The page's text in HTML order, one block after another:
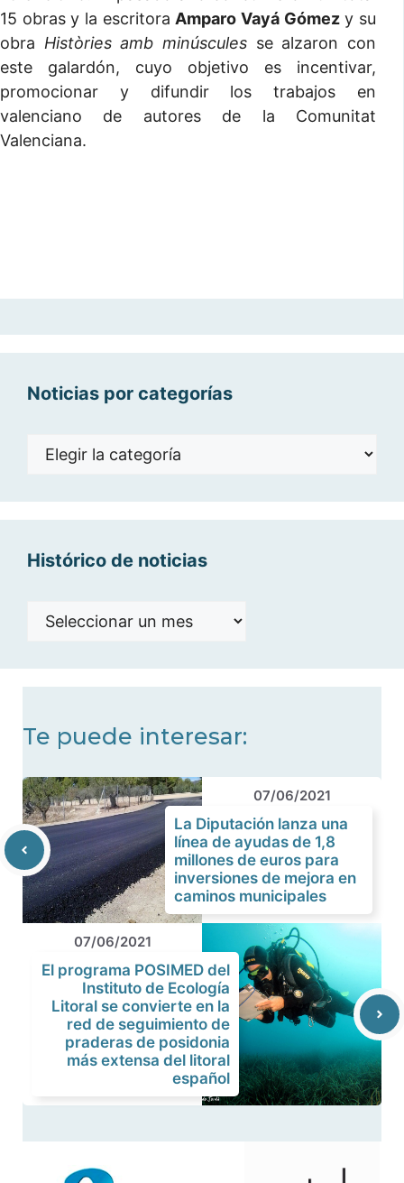
15 obras y la escritora Amparo Vayá Gómezy su
obra Històries amb minúscules se alzaron con
este galardón, cuyo objetivo es incentivar,
promocionar y difundir los trabajos en
valenciano de autores de la Comunitat
Valenciana.
Noticias por categorías
Noticias
Histórico de noticias
Histórico
Te puede interesar:
07/06/2021
La Diputación lanza una
línea de ayudas de 1,8
millones de euros para
inversiones de mejora en
caminos municipales
07/06/2021
El programa POSIMED del
Instituto de Ecología
Litoral se convierte en la
red de seguimiento de
praderas de posidonia
más extensa del litoral
español